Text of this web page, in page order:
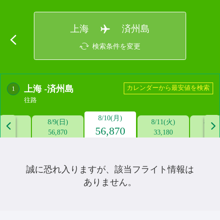
上海 済州島
検索条件を変更
1 上海 -済州島
往路
カレンダーから最安値を検索

土)
8/9(日)
56,870
8/10(月)
56,870
8/11(火)
33,180
8/

誠に恐れ入りますが、該当フライト情報は
ありません。